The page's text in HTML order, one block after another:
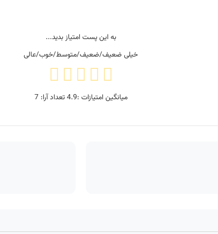
به این پست امتیاز بدید...
خیلی ضعیف/ضعیف/متوسط/خوب/عالی
میانگین امتیازات :4.9تعداد آرا:7